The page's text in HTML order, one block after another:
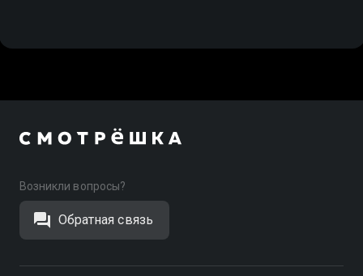
Возникли вопросы?
Обратная связь